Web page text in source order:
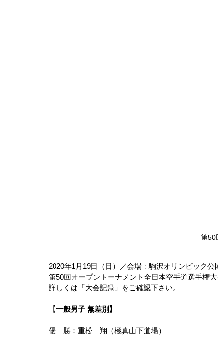
第50
2020年1月19日（日）／会場：駒沢オリンピック
第50回オープントーナメント全日本空手道選手権
詳しくは「大会記録」をご確認下さい。
【一般男子 無差別】
優　勝：重松　翔（極真山下道場）